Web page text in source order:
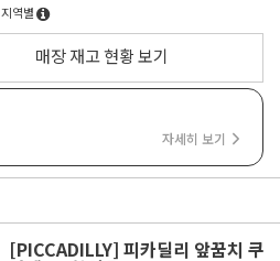
지역별
매장 재고 현황 보기
자세히 보기
[PICCADILLY] 피카딜리 앞꿈치 쿠